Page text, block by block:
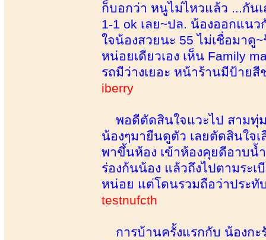
ก็บอกว่า หนูไม่ไหวแล้ว ...กัน
1-1 ok เลย~ปล. น้องออกแนว
ใจน้องสวยนะ 55 ไม่เชื่อมาดู
หน่อยเดียวเอง เห็น Family
รถมีว่างเยอะ หน้าร้านมีป้ายสี
iberry
พอดีตัดสินใจแวะไป สามทุ่ม
น้องๆมายืนดูตัว เลยตัดสินใจ
พาขึ้นห้อง เข้าห้องคุยดีอาบน้
ร่องก้นน้อง แล้วถึงไปตามระ
หน่อย แต่โดนรวมถือว่าประทั
testnufcth
การบ้านครั้งแรกกับ น้องกะ